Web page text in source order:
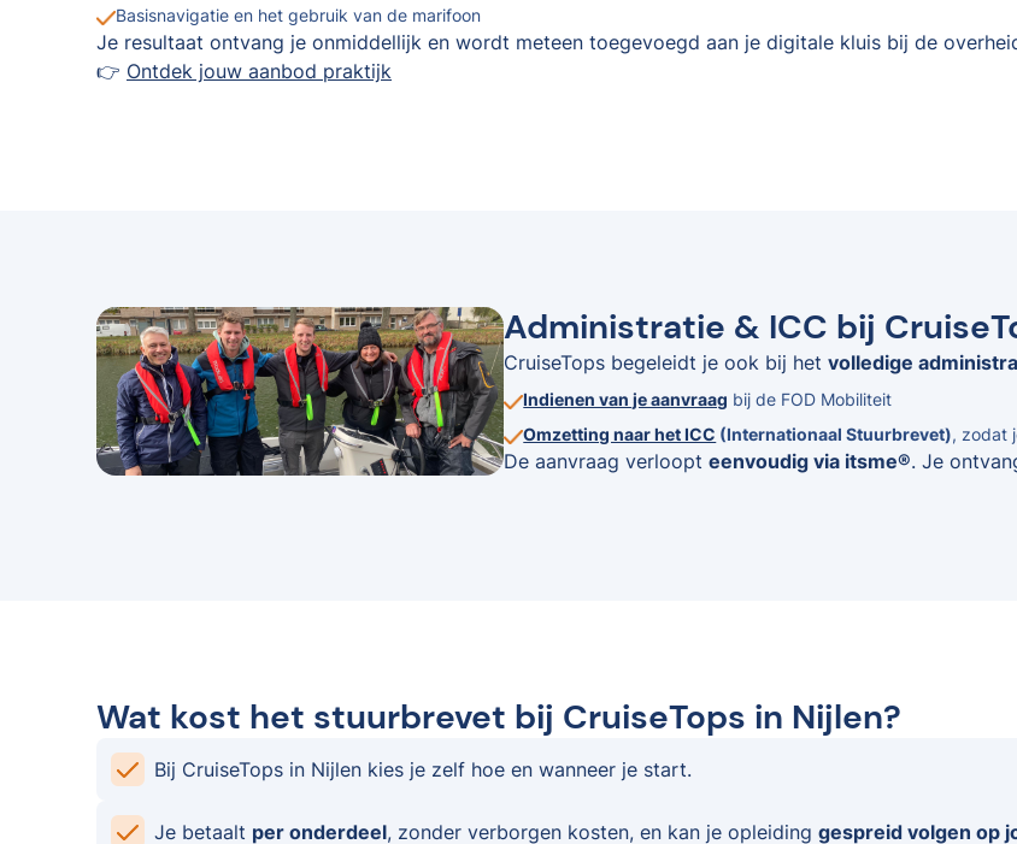
Basisnavigatie en het gebruik van de marifoon
Je resultaat ontvang je onmiddellijk en wordt meteen toegevoegd aan je digitale kluis bij de
👉 Ontdek jouw aanbod praktijk
Administratie & ICC bij
CruiseTops begeleidt je ook bij hetvolledige
Indienen van je aanvraag bij de FOD Mobiliteit
Omzetting naar het ICC (Internationaal Stuurbrevet), zodat
De aanvraag verloopteenvoudig via itsme®. Je
Wat kost het stuurbrevet bij CruiseTops in Nijlen?
Bij CruiseTops in Nijlen kies je zelf hoe en wanneer je start.
Je betaalt per onderdeel, zonder verborgen kosten, en kan je opleiding gespreid volgen op